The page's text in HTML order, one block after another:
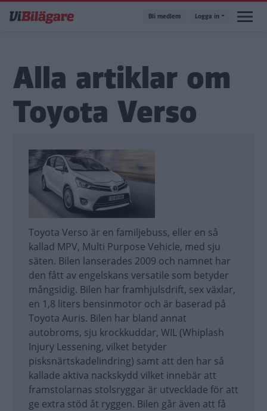
till
Bli medlem Logga in
Alla artiklar om
Toyota Verso
Toyota Verso är en familjebuss, eller en så
kallad MPV, Multi Purpose Vehicle, med sju
säten. Bilen lanserades 2009 och namnet har
den fått av engelskans versatile som betyder
mångsidig. Bilen har framhjulsdrift, sex växlar,
en 1,8 liters bensinmotor och är baserad på
Toyota Auris. Bilen har bland annat
autobroms, sju krockkuddar, WIL (Whiplash
Injury Lessening, vilket betyder
pisksnärtskadelindring) samt att den har så
kallade aktiva nackskydd vilket innebär att
framstolarnas stolsryggar är utvecklade för att
ge extra stöd åt ryggen. Bilen går även att få